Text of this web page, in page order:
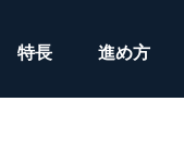
特長 進め方